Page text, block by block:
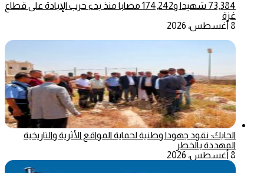
73,384 شهيدا و174,242 مصابا منذ بدء حرب الإبادة على قطاع
غزة
8 أغسطس، 2026
الحايك: نقود جهودا وطنية لحماية المواقع الأثرية والتاريخية
المهددة بالخطر
8 أغسطس، 2026